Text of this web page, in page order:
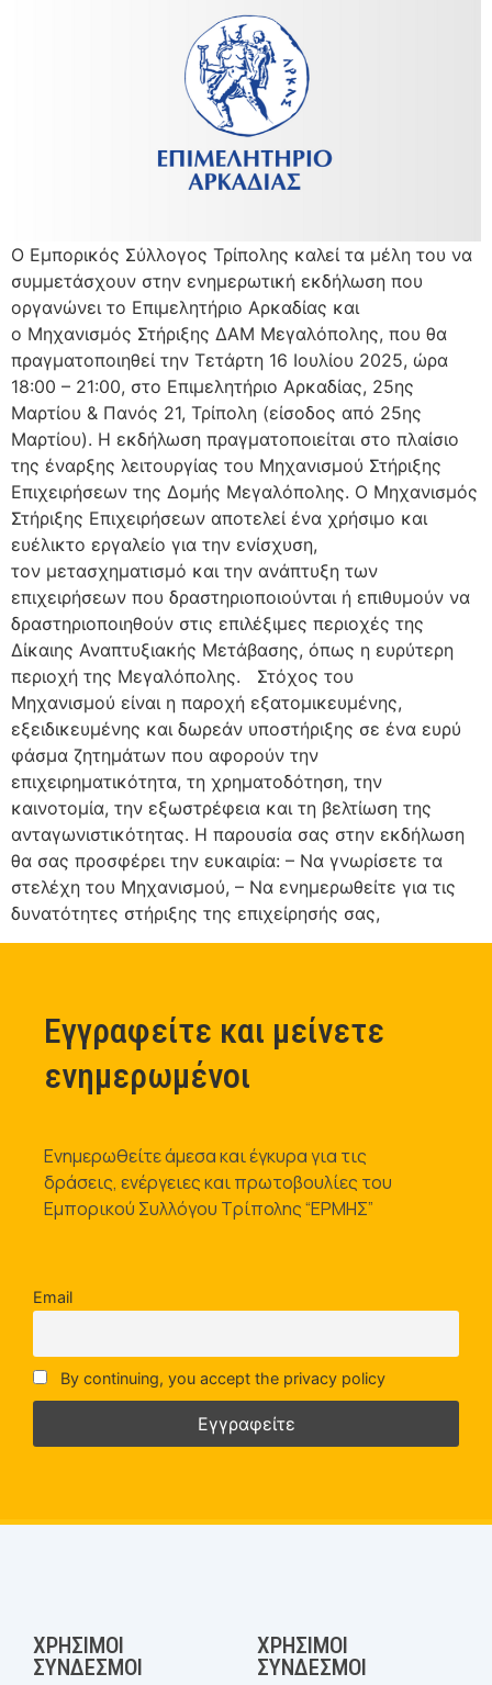
Ο Εμπορικός Σύλλογος Τρίπολης καλεί τα μέλη του να
συμμετάσχουν στην ενημερωτική εκδήλωση που
οργανώνει το Επιμελητήριο Αρκαδίας και
ο Μηχανισμός Στήριξης ΔΑΜ Μεγαλόπολης, που θα
πραγματοποιηθεί την Τετάρτη 16 Ιουλίου 2025, ώρα
18:00 – 21:00, στο Επιμελητήριο Αρκαδίας, 25ης
Μαρτίου & Πανός 21, Τρίπολη (είσοδος από 25ης
Μαρτίου). Η εκδήλωση πραγματοποιείται στο πλαίσιο
της έναρξης λειτουργίας του Μηχανισμού Στήριξης
Επιχειρήσεων της Δομής Μεγαλόπολης. Ο Μηχανισμός
Στήριξης Επιχειρήσεων αποτελεί ένα χρήσιμο και
ευέλικτο εργαλείο για την ενίσχυση,
τον μετασχηματισμό και την ανάπτυξη των
επιχειρήσεων που δραστηριοποιούνται ή επιθυμούν να
δραστηριοποιηθούν στις επιλέξιμες περιοχές της
Δίκαιης Αναπτυξιακής Μετάβασης, όπως η ευρύτερη
περιοχή της Μεγαλόπολης. Στόχος του
Μηχανισμού είναι η παροχή εξατομικευμένης,
εξειδικευμένης και δωρεάν υποστήριξης σε ένα ευρύ
φάσμα ζητημάτων που αφορούν την
επιχειρηματικότητα, τη χρηματοδότηση, την
καινοτομία, την εξωστρέφεια και τη βελτίωση της
ανταγωνιστικότητας. Η παρουσία σας στην εκδήλωση
θα σας προσφέρει την ευκαιρία: – Να γνωρίσετε τα
στελέχη του Μηχανισμού, – Να ενημερωθείτε για τις
δυνατότητες στήριξης της επιχείρησής σας,
Εγγραφείτε και μείνετε
ενημερωμένοι
Ενημερωθείτε άμεσα και έγκυρα για τις
δράσεις, ενέργειες και πρωτοβουλίες του
Εμπορικού Συλλόγου Τρίπολης “ΕΡΜΗΣ”
Email
By continuing, you accept the privacy policy
ΧΡΉΣΙΜΟΙ
ΣΎΝΔΕΣΜΟΙ
ΧΡΉΣΙΜΟΙ
ΣΎΝΔΕΣΜΟΙ